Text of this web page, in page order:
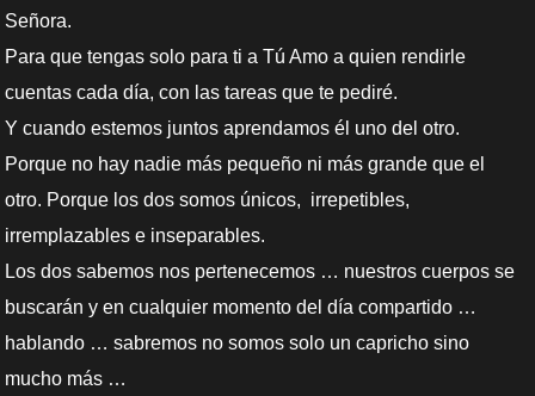
Señora.
Para que tengas solo para ti a Tú Amo a quien rendirle
cuentas cada día, con las tareas que te pediré.
Y cuando estemos juntos aprendamos él uno del otro.
Porque no hay nadie más pequeño ni más grande que el
otro. Porque los dos somos únicos, irrepetibles,
irremplazables e inseparables.
Los dos sabemos nos pertenecemos … nuestros cuerpos se
buscarán y en cualquier momento del día compartido …
hablando … sabremos no somos solo un capricho sino
mucho más …